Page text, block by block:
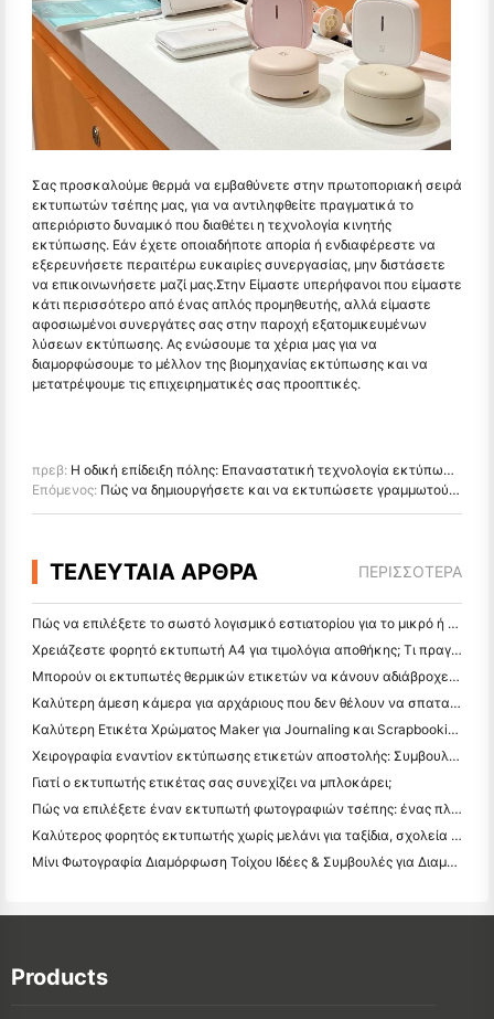
Σας προσκαλούμε θερμά να εμβαθύνετε στην πρωτοποριακή σειρά
εκτυπωτών τσέπης μας, για να αντιληφθείτε πραγματικά το
απεριόριστο δυναμικό που διαθέτει η τεχνολογία κινητής
εκτύπωσης. Εάν έχετε οποιαδήποτε απορία ή ενδιαφέρεστε να
εξερευνήσετε περαιτέρω ευκαιρίες συνεργασίας, μην διστάσετε
να επικοινωνήσετε μαζί μας.Στην Είμαστε υπερήφανοι που είμαστε
κάτι περισσότερο από ένας απλός προμηθευτής, αλλά είμαστε
αφοσιωμένοι συνεργάτες σας στην παροχή εξατομικευμένων
λύσεων εκτύπωσης. Ας ενώσουμε τα χέρια μας για να
διαμορφώσουμε το μέλλον της βιομηχανίας εκτύπωσης και να
μετατρέψουμε τις επιχειρηματικές σας προοπτικές.
πρεβ: Η οδική επίδειξη πόλης: Επαναστατική τεχνολογία εκτύπωσης
Επόμενος: Πώς να δημιουργήσετε και να εκτυπώσετε γραμμωτούς κώδικες με εκτυπωτές γραμμωτού κώδικα
ΤΕΛΕΥΤΑΙΑ ΑΡΘΡΑ ΠΕΡΙΣΣΌΤΕΡΑ
Πώς να επιλέξετε το σωστό λογισμικό εστιατορίου για το μικρό ή μεσαίο σας εστιατόριο
Χρειάζεστε φορητό εκτυπωτή A4 για τιμολόγια αποθήκης; Τι πραγματικά λειτουργεί
Μπορούν οι εκτυπωτές θερμικών ετικετών να κάνουν αδιάβροχες ετικέτες για προϊόντα μικρών επιχειρήσεων;
Καλύτερη άμεση κάμερα για αρχάριους που δεν θέλουν να σπαταλήσουν χαρτί
Καλύτερη Ετικέτα Χρώματος Maker για Journaling και Scrapbooking: Προσθέστε Περισσότερο Χρώμα σε Κάθε Σελίδα
Χειρογραφία εναντίον εκτύπωσης ετικετών αποστολής: Συμβουλές για τις μικρές επιχειρήσεις το 2026
Γιατί ο εκτυπωτής ετικέτας σας συνεχίζει να μπλοκάρει;
Πώς να επιλέξετε έναν εκτυπωτή φωτογραφιών τσέπης: ένας πλήρης οδηγός για τους χρήστες ημερολογίου, ταξιδιών και iPhone
Καλύτερος φορητός εκτυπωτής χωρίς μελάνι για ταξίδια, σχολεία και κινητή εργασία: Hanin MT620 Pro Review
Μίνι Φωτογραφία Διαμόρφωση Τοίχου Ιδέες & Συμβουλές για Διαμόρφωση Υπνοδωματίου και Κοιτώνα
Products